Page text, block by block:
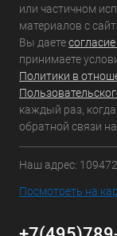
или частичном
материалов с
Вы даете
принимаете
Политики в
каждый раз,
обратной связи
Наш адрес:
Посмотреть на